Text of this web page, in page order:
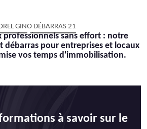
GINO DÉBARRAS 21
professionnels sans effort : notre
débarras pour entreprises et locaux
vos temps d'immobilisation.
à savoir sur le